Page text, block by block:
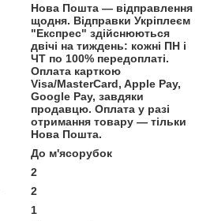
Нова Пошта — відправлення
щодня. Відправки Укріплеєм
"Експрес" здійснюються
двічі на тиждень: кожні ПН і
ЧТ по 100% передоплаті.
Оплата карткою
Visa/MasterCard, Apple Pay,
Google Pay, завдяки
продавцю. Оплата у разі
отримання товару — тільки
Нова Пошта.
До м'ясорубок
2
2
1